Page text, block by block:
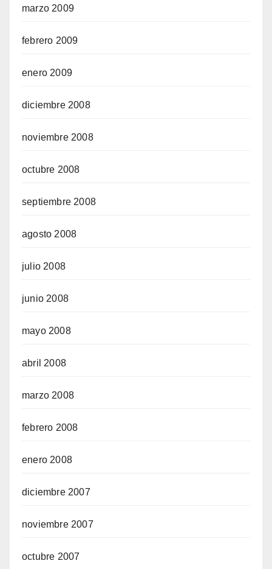
marzo 2009
febrero 2009
enero 2009
diciembre 2008
noviembre 2008
octubre 2008
septiembre 2008
agosto 2008
julio 2008
junio 2008
mayo 2008
abril 2008
marzo 2008
febrero 2008
enero 2008
diciembre 2007
noviembre 2007
octubre 2007